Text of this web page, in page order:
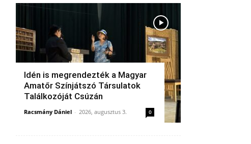
Idén is megrendezték a Magyar
Amatőr Színjátszó Társulatok
Találkozóját Csúzán
Racsmány Dániel - 2026, augusztus 3. 0